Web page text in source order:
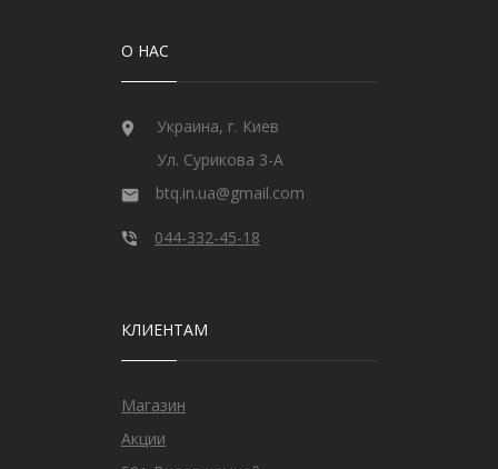
О НАС
Украина, г. Киев
Ул. Сурикова 3-А
btq.in.ua@gmail.com
044-332-45-18
КЛИЕНТАМ
Магазин
Акции